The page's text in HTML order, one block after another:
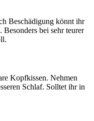
Beschädigung könnt ihr
Besonders bei sehr teurer
Kopfkissen. Nehmen
Schlaf. Solltet ihr in